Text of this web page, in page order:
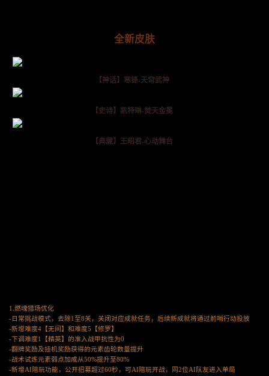
全新皮肤
【神话】寒锋-天穹武神
【史诗】凯特琳-焚天金冕
【典藏】王昭君-心动舞台
1.燃魂猎场优化
-日常挑战模式，去除1至8关，关闭对应成就任务，后续新成就将通过前哨行动投放
-新增难度4【无间】和难度5【修罗】
-下调难度1【精英】的准入战甲抗性为0
-翻牌奖励及挂机奖励获得的元素齿轮数量提升
-战术试炼元素弱点加成从50%提升至80%
-新增AI陪玩功能，公开招募超过60秒，可AI陪玩开战，同2位AI队友进入单局